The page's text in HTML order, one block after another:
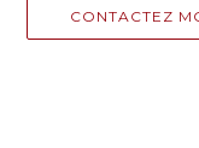
CONTACTEZ